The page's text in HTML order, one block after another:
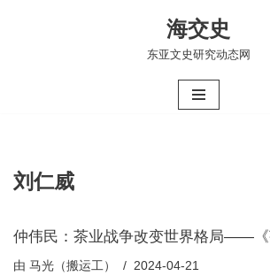
海交史
东亚文史研究动态网
刘仁威
仲伟民：茶业战争改变世界格局——
由 马光（搬运工） 2024-04-21